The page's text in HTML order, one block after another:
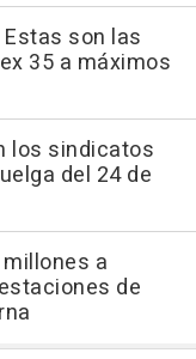
son las
35 a máximos
los sindicatos
del 24 de
a
de